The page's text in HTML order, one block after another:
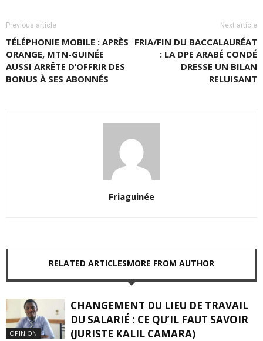
Previous article
TÉLÉPHONIE MOBILE : APRÈS
ORANGE, MTN-GUINÉE
AUSSI ARRÊTE D’OFFRIR DES
BONUS À SES ABONNÉS
Next article
FRIA/FIN DU BACCALAURÉAT
: LA DPE ARABÉ CONDÉ
DRESSE UN BILAN
RELUISANT
Friaguinée
RELATED ARTICLESMORE FROM AUTHOR
OPINION
CHANGEMENT DU LIEU DE TRAVAIL
DU SALARIÉ : CE QU’IL FAUT SAVOIR
(JURISTE KALIL CAMARA)